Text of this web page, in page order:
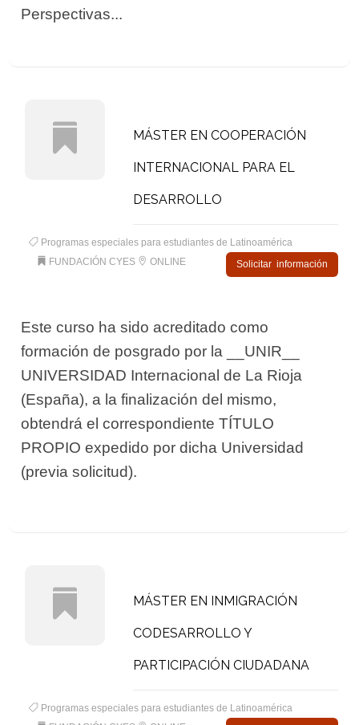
Perspectivas...
MÁSTER EN COOPERACIÓN
INTERNACIONAL PARA EL
DESARROLLO
Programas especiales para estudiantes de Latinoamérica
FUNDACIÓN CYES
ONLINE Solicitar información
Este curso ha sido acreditado como
formación de posgrado por la __UNIR__
UNIVERSIDAD Internacional de La Rioja
(España), a la finalización del mismo,
obtendrá el correspondiente TÍTULO
PROPIO expedido por dicha Universidad
(previa solicitud).
MÁSTER EN INMIGRACIÓN
CODESARROLLO Y
PARTICIPACIÓN CIUDADANA
Programas especiales para estudiantes de Latinoamérica